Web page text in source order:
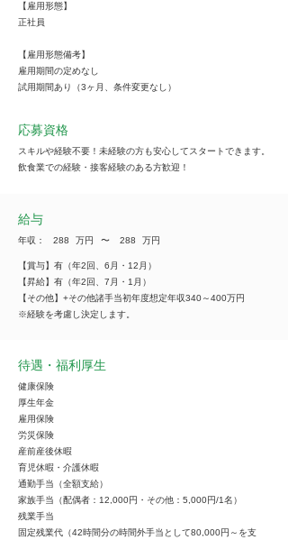
【雇用形態】
正社員
【雇用形態備考】
雇用期間の定めなし
試用期間あり（3ヶ月、条件変更なし）
応募資格
スキルや経験不要！未経験の方も安心してスタートできます。
飲食業での経験・接客経験のある方歓迎！
給与
年収： 288 万円 ​〜 288 万円
【賞与】有（年2回、6月・12月）
【昇給】有（年2回、7月・1月）
【その他】+その他諸手当初年度想定年収340～400万円
※経験を考慮し決定します。
待遇・福利厚生
健康保険
厚生年金
雇用保険
労災保険
産前産後休暇
育児休暇・介護休暇
通勤手当（全額支給）
家族手当（配偶者：12,000円・その他：5,000円/1名）
残業手当
固定残業代（42時間分の時間外手当として80,000円～を支